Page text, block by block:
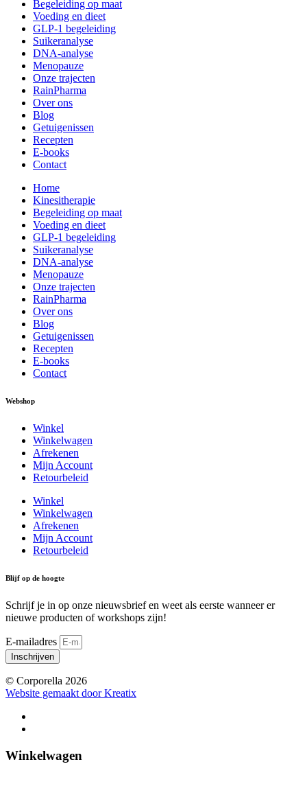
Begeleiding op maat
Voeding en dieet
GLP-1 begeleiding
Suikeranalyse
DNA-analyse
Menopauze
Onze trajecten
RainPharma
Over ons
Blog
Getuigenissen
Recepten
E-books
Contact
Home
Kinesitherapie
Begeleiding op maat
Voeding en dieet
GLP-1 begeleiding
Suikeranalyse
DNA-analyse
Menopauze
Onze trajecten
RainPharma
Over ons
Blog
Getuigenissen
Recepten
E-books
Contact
Webshop
Winkel
Winkelwagen
Afrekenen
Mijn Account
Retourbeleid
Winkel
Winkelwagen
Afrekenen
Mijn Account
Retourbeleid
Blijf op de hoogte
Schrijf je in op onze nieuwsbrief en weet als eerste wanneer er
nieuwe producten of workshops zijn!
E-mailadres
Inschrijven
© Corporella 2026
Website gemaakt door Kreatix
Winkelwagen